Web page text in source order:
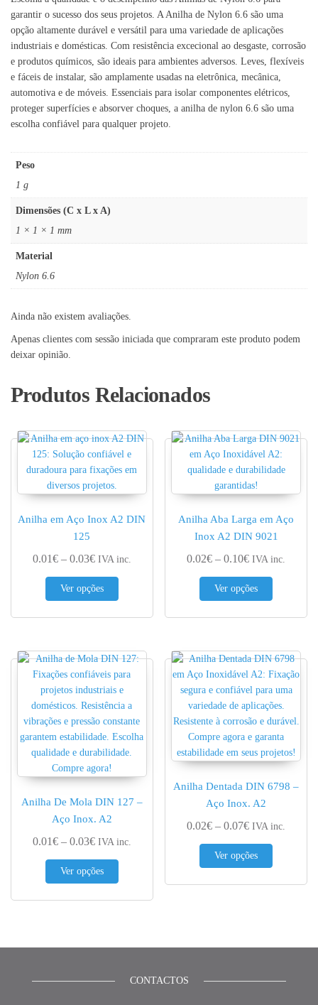
garantir o sucesso dos seus projetos. A Anilha de Nylon 6.6 são uma
opção altamente durável e versátil para uma variedade de aplicações
industriais e domésticas. Com resistência excecional ao desgaste, corrosão
e produtos químicos, são ideais para ambientes adversos. Leves, flexíveis
e fáceis de instalar, são amplamente usadas na eletrônica, mecânica,
automotiva e de móveis. Essenciais para isolar componentes elétricos,
proteger superfícies e absorver choques, a anilha de nylon 6.6 são uma
escolha confiável para qualquer projeto.
Peso
1 g
Dimensões (C x L x A)
1 × 1 × 1 mm
Material
Nylon 6.6
Ainda não existem avaliações.
Apenas clientes com sessão iniciada que compraram este produto podem
deixar opinião.
Produtos Relacionados
Anilha em Aço Inox A2 DIN
125
0.01€ – 0.03€Price range: 0.01€ through 0.03€
IVA inc.
Ver opções
This product has multiple variants. The options
Anilha Aba Larga em Aço
Inox A2 DIN 9021
0.02€ – 0.10€Price range:
IVA inc.
Ver opções
This
Anilha De Mola DIN 127 –
Aço Inox. A2
0.01€ – 0.03€Price range: 0.01€ through 0.03€
IVA inc.
Ver opções
This product has multiple variants. The options
Anilha Dentada DIN 6798 –
Aço Inox. A2
0.02€ – 0.07€Price range:
IVA inc.
Ver opções
This
CONTACTOS